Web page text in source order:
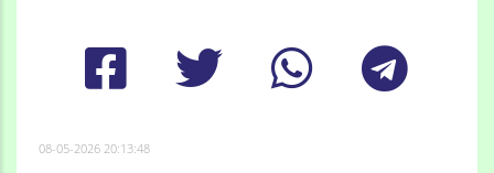
08-05-2026 20:13:48